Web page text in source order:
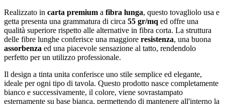
Realizzato in carta premium a fibra lunga, questo tovagliolo usa e
getta presenta una grammatura di circa 55 gr/mq ed offre una
qualità superiore rispetto alle alternative in fibra corta. La struttura
delle fibre lunghe conferisce una maggiore resistenza, una buona
assorbenza ed una piacevole sensazione al tatto, rendendolo
perfetto per un utilizzo professionale.
Il design a tinta unita conferisce uno stile semplice ed elegante,
ideale per ogni tipo di tavola. Questo prodotto nasce completamente
bianco e successivamente, il colore, viene sovrastampato
esternamente su base bianca, permettendo di mantenere all'interno la